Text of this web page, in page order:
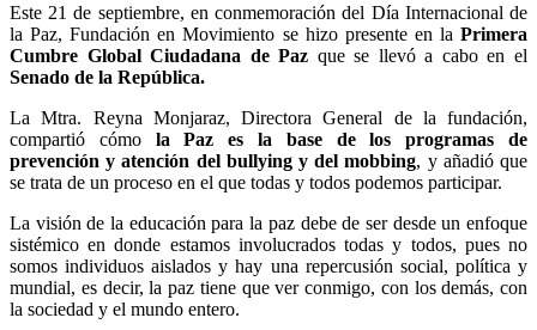
Este 21 de septiembre, en conmemoración del Día Internacional de
la Paz, Fundación en Movimiento se hizo presente en la Primera
Cumbre Global Ciudadana de Paz que se llevó a cabo en el
Senado de la República.
La Mtra. Reyna Monjaraz, Directora General de la fundación,
compartió cómo la Paz es la base de los programas de
prevención y atención del bullying y del mobbing, y añadió que
se trata de un proceso en el que todas y todos podemos participar.
La visión de la educación para la paz debe de ser desde un enfoque
sistémico en donde estamos involucrados todas y todos, pues no
somos individuos aislados y hay una repercusión social, política y
mundial, es decir, la paz tiene que ver conmigo, con los demás, con
la sociedad y el mundo entero.